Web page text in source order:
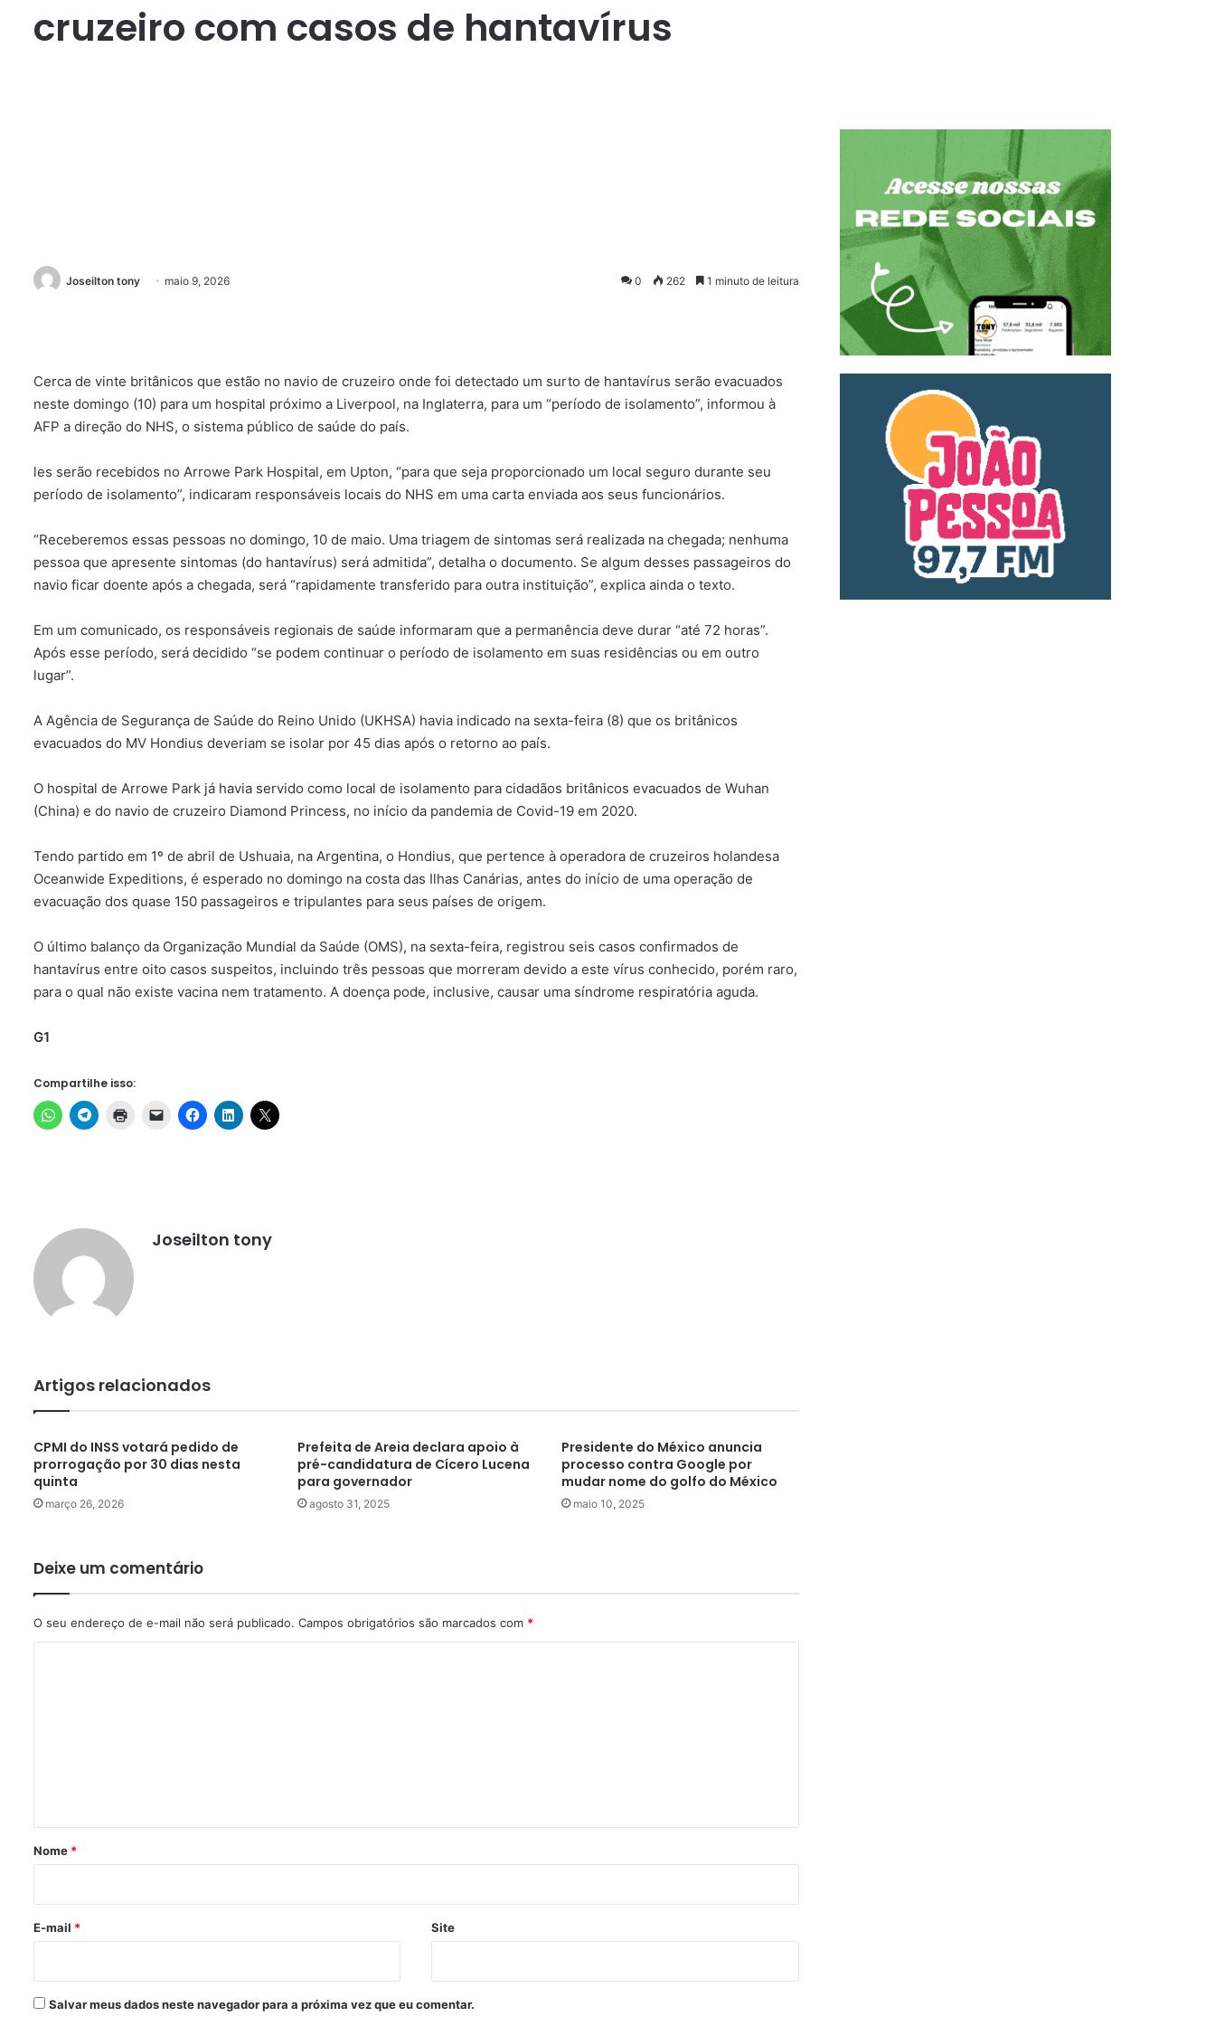
cruzeiro com casos de hantavírus
Joseilton tony maio 9, 2026 0 262 1 minuto de leitura
Cerca de vinte britânicos que estão no navio de cruzeiro onde foi detectado um surto de hantavírus serão evacuados
neste domingo (10) para um hospital próximo a Liverpool, na Inglaterra, para um “período de isolamento”, informou à
AFP a direção do NHS, o sistema público de saúde do país.
les serão recebidos no Arrowe Park Hospital, em Upton, “para que seja proporcionado um local seguro durante seu
período de isolamento”, indicaram responsáveis locais do NHS em uma carta enviada aos seus funcionários.
“Receberemos essas pessoas no domingo, 10 de maio. Uma triagem de sintomas será realizada na chegada; nenhuma
pessoa que apresente sintomas (do hantavírus) será admitida”, detalha o documento. Se algum desses passageiros do
navio ficar doente após a chegada, será “rapidamente transferido para outra instituição”, explica ainda o texto.
Em um comunicado, os responsáveis regionais de saúde informaram que a permanência deve durar “até 72 horas”.
Após esse período, será decidido “se podem continuar o período de isolamento em suas residências ou em outro
lugar”.
A Agência de Segurança de Saúde do Reino Unido (UKHSA) havia indicado na sexta-feira (8) que os britânicos
evacuados do MV Hondius deveriam se isolar por 45 dias após o retorno ao país.
O hospital de Arrowe Park já havia servido como local de isolamento para cidadãos britânicos evacuados de Wuhan
(China) e do navio de cruzeiro Diamond Princess, no início da pandemia de Covid-19 em 2020.
Tendo partido em 1º de abril de Ushuaia, na Argentina, o Hondius, que pertence à operadora de cruzeiros holandesa
Oceanwide Expeditions, é esperado no domingo na costa das Ilhas Canárias, antes do início de uma operação de
evacuação dos quase 150 passageiros e tripulantes para seus países de origem.
O último balanço da Organização Mundial da Saúde (OMS), na sexta-feira, registrou seis casos confirmados de
hantavírus entre oito casos suspeitos, incluindo três pessoas que morreram devido a este vírus conhecido, porém raro,
para o qual não existe vacina nem tratamento. A doença pode, inclusive, causar uma síndrome respiratória aguda.
G1
Compartilhe isso:
Joseilton tony
Artigos relacionados
CPMI do INSS votará pedido de
prorrogação por 30 dias nesta
quinta
março 26, 2026
Prefeita de Areia declara apoio à
pré-candidatura de Cícero Lucena
para governador
agosto 31, 2025
Presidente do México anuncia
processo contra Google por
mudar nome do golfo do México
maio 10, 2025
Deixe um comentário
O seu endereço de e-mail não será publicado. Campos obrigatórios são marcados com *
r
*
Nome *
E-mail * Site
Salvar meus dados neste navegador para a próxima vez que eu comentar.